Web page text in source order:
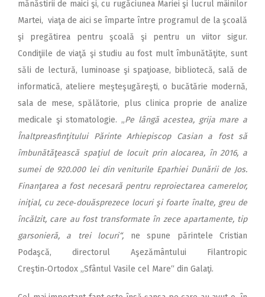
mănăstirii de maici şi, cu rugăciunea Mariei şi lucrul mâinilor
Martei, viaţa de aici se împarte între programul de la şcoală
şi pregătirea pentru şcoală şi pentru un viitor sigur.
Condiţiile de viaţă şi studiu au fost mult îmbunătăţite, sunt
săli de lectură, luminoase şi spaţioase, bibliotecă, sală de
informatică, ateliere meşteşugăreşti, o bucătărie modernă,
sala de mese, spălătorie, plus clinica proprie de analize
medicale şi stomatologie. „Pe lângă acestea, grija mare a
Înaltpreasfinţitului Părinte Arhiepiscop Casian a fost să
îmbunătăţească spaţiul de locuit prin alocarea, în 2016, a
sumei de 920.000 lei din veniturile Eparhiei Dunării de Jos.
Finanţarea a fost necesară pentru reproiectarea camerelor,
iniţial, cu zece‑douăsprezece locuri şi foarte înalte, greu de
încălzit, care au fost transformate în zece apartamente, tip
garsonieră, a trei locuri“, ne spune părintele Cristian
Podaşcă, directorul Aşezământului Filantropic
Creştin‑Ortodox „Sfântul Vasile cel Mare“ din Galaţi.